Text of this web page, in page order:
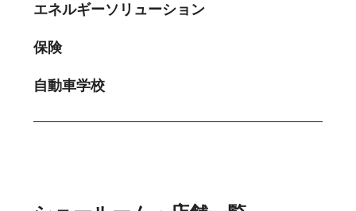
エネルギーソリューション
保険
自動車学校